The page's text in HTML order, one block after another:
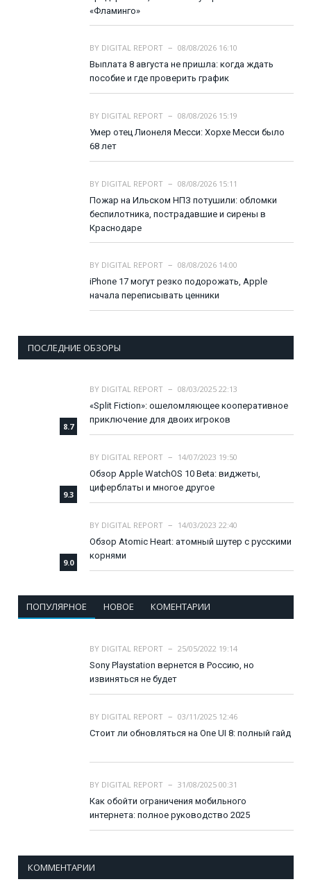
«Фламинго»
BY DIGITAL REPORT
08/08/2026 16:10
Выплата 8 августа не пришла: когда ждать
пособие и где проверить график
BY DIGITAL REPORT
08/08/2026 15:19
Умер отец Лионеля Месси: Хорхе Месси было
68 лет
BY DIGITAL REPORT
08/08/2026 15:11
Пожар на Ильском НПЗ потушили: обломки
беспилотника, пострадавшие и сирены в
Краснодаре
BY DIGITAL REPORT
08/08/2026 14:00
iPhone 17 могут резко подорожать, Apple
начала переписывать ценники
ПОСЛЕДНИЕ ОБЗОРЫ
8.7
BY DIGITAL REPORT
08/03/2025 22:13
«Split Fiction»: ошеломляющее кооперативное
приключение для двоих игроков
9.3
BY DIGITAL REPORT
14/07/2023 19:50
Обзор Apple WatchOS 10 Beta: виджеты,
циферблаты и многое другое
9.0
BY DIGITAL REPORT
14/03/2023 22:40
Обзор Atomic Heart: атомный шутер с русскими
корнями
ПОПУЛЯРНОЕ НОВОЕ КОМЕНТАРИИ
BY DIGITAL REPORT
25/05/2022 19:14
Sony Playstation вернется в Россию, но
извиняться не будет
BY DIGITAL REPORT
03/11/2025 12:46
Стоит ли обновляться на One UI 8: полный гайд
BY DIGITAL REPORT
31/08/2025 00:31
Как обойти ограничения мобильного
интернета: полное руководство 2025
КОММЕНТАРИИ